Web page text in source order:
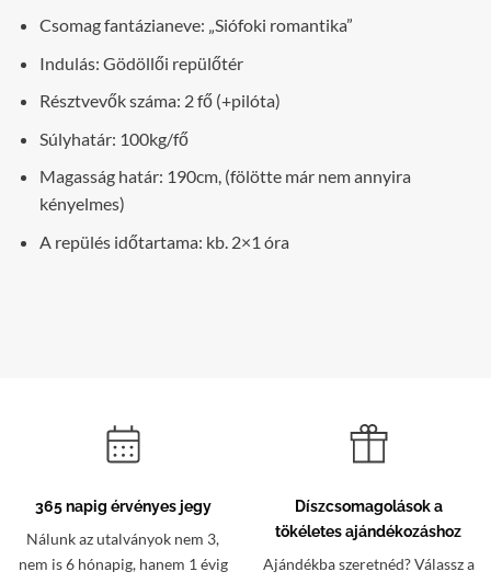
Csomag fantázianeve: „Siófoki romantika”
Indulás: Gödöllői repülőtér
Résztvevők száma: 2 fő (+pilóta)
Súlyhatár: 100kg/fő
Magasság határ: 190cm, (fölötte már nem annyira
kényelmes)
A repülés időtartama: kb. 2×1 óra
365 napig érvényes jegy
Nálunk az utalványok nem 3,
nem is 6 hónapig, hanem 1 évig
Díszcsomagolások a
tökéletes ajándékozáshoz
Ajándékba szeretnéd? Válassz a